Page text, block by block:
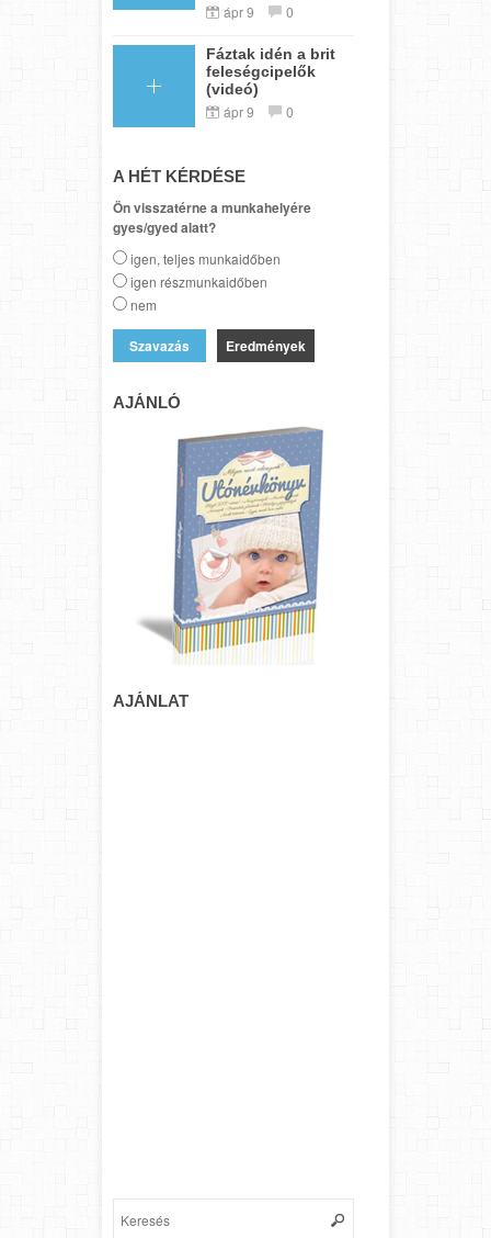
ápr 9 0
Fáztak idén a brit
feleségcipelők
(videó)
ápr 9 0
A HÉT KÉRDÉSE
Ön visszatérne a munkahelyére
gyes/gyed alatt?
igen, teljes munkaidőben
igen részmunkaidőben
nem
Eredmények
AJÁNLÓ
AJÁNLAT